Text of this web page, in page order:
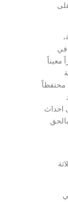
في
معيناً
محتفظاً
احداث